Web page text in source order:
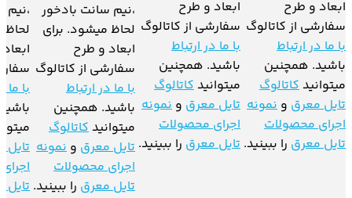
ابعاد و طرح
سفارشی از کاتالوگ
با ما در ارتباط
باشید. همچنین
میتوانید کاتالوگ
تایل معرق و نمونه
اجرای محصولات
تایل معرق را ببینید.
ابعاد و طرح
سفارشی از کاتالوگ
با ما در ارتباط
باشید. همچنین
میتوانید کاتالوگ
تایل معرق و نمونه
اجرای محصولات
تایل معرق را ببینید.
،نیم سانت بادخور
لحاظ میشود. برای
ابعاد و طرح
سفارشی از کاتالوگ
با ما در ارتباط
باشید. همچنین
میتوانید کاتالوگ
تایل معرق و نمونه
اجرای محصولات
تایل معرق را ببینید.
،نیم
با ما
تایل
تایل